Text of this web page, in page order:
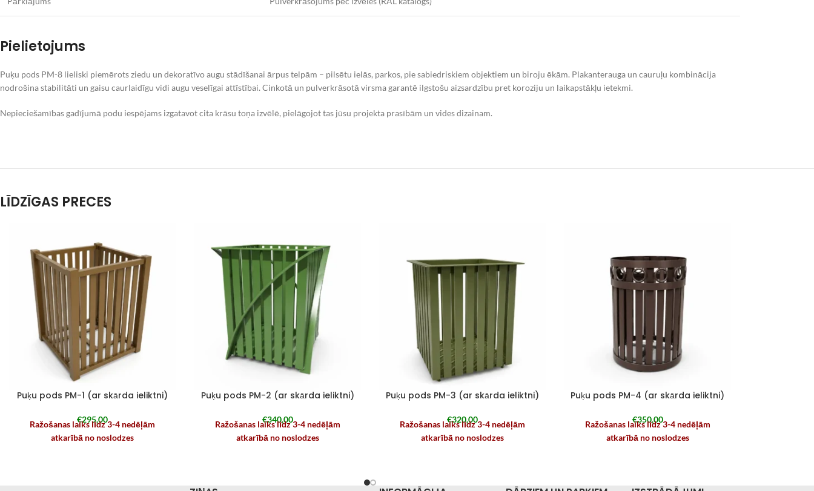
Pielietojums
Puķu pods PM-8 lieliski piemērots ziedu un dekoratīvo augu stādīšanai ārpus telpām – pilsētu ielās, parkos, pie sabiedriskiem objektiem un biroju ēkām. Plakanterauga un cauruļu kombinācija
nodrošina stabilitāti un gaisu caurlaidīgu vidi augu veselīgai attīstībai. Cinkotā un pulverkrāsotā virsma garantē ilgstošu aizsardzību pret koroziju un laikapstākļu ietekmi.
Nepieciešamības gadījumā podu iespējams izgatavot cita krāsu toņa izvēlē, pielāgojot tas jūsu projekta prasībām un vides dizainam.
LĪDZĪGAS PRECES
Puķu pods PM-1 (ar skārda ieliktni)
€295,00
Ražošanas laiks līdz 3-4 nedēļām
atkarībā no noslodzes
Puķu pods PM-2 (ar skārda ieliktni)
€340,00
Ražošanas laiks līdz 3-4 nedēļām
atkarībā no noslodzes
Puķu pods PM-3 (ar skārda ieliktni)
€320,00
Ražošanas laiks līdz 3-4 nedēļām
atkarībā no noslodzes
Puķu pods PM-4 (ar skārda ieliktni)
€350,00
Ražošanas laiks līdz 3-4 nedēļām
atkarībā no noslodzes